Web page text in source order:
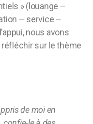
» (louange –
– service –
nous avons
sur le thème
de moi en